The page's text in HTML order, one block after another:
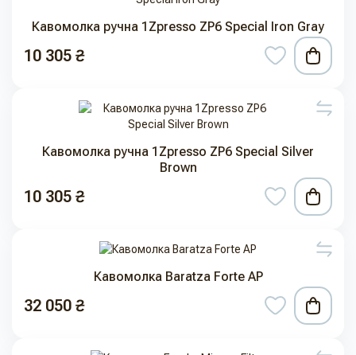
Кавомолка ручна 1Zpresso ZP6 Special Iron Gray
10 305 ₴
Кавомолка ручна 1Zpresso ZP6 Special Silver
Brown
10 305 ₴
Кавомолка Baratza Forte AP
32 050 ₴